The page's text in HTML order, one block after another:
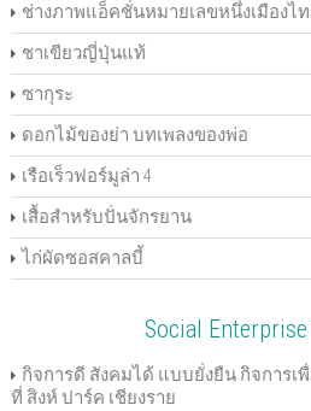
ช่างภาพแอ็คชั่นหมายเลขหนึ่งเมืองไ
ชาเขียวญี่ปุ่นแท้
ซากุระ
ดอกไม้ของย่า บทเพลงของพ่อ
เรือเร็วฟอร์มูล่า 4
เสื้อสำหรับปั่นจักรยาน
ไก่ผัดซอสคาลบี้
Social
กิจการดี สังคมได้ แบบยั่งยืน กิจการเพื่อสั
ที่ สิงห์ ปาร์ค เชียงราย